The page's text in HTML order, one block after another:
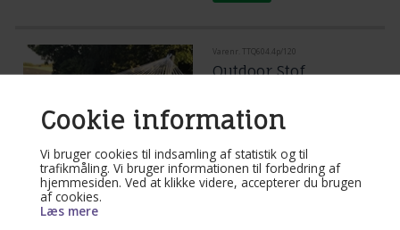
Cookie information
Vi bruger cookies til indsamling af statistik og til
trafikmåling. Vi bruger informationen til forbedring af
hjemmesiden. Ved at klikke videre, accepterer du brugen
af cookies.
Læs mere
Varenr. TTQ604.4p/120
Outdoor Stof
cm tværpinde PRO
Vt704
(lev. 1-3 dage)
Outdoor stof hængekøje med 118 cm